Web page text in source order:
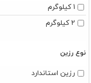
سرعت بالا
1.75mm
نوع رزین
رزین استاندارد
1 کیلوگرم
2 کیلوگرم